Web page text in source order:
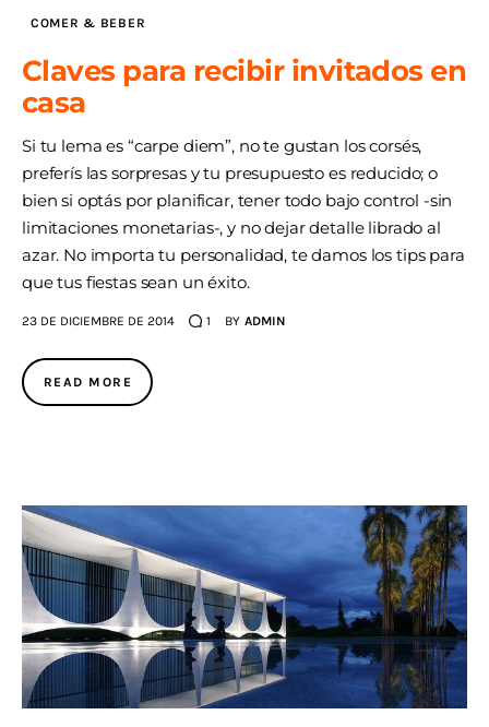
COMER & BEBER
Claves para recibir invitados en
casa
Si tu lema es “carpe diem”, no te gustan los corsés,
preferís las sorpresas y tu presupuesto es reducido; o
bien si optás por planificar, tener todo bajo control -sin
limitaciones monetarias-, y no dejar detalle librado al
azar. No importa tu personalidad, te damos los tips para
que tus fiestas sean un éxito.
23 DE DICIEMBRE DE 2014 1 BY ADMIN
READ MORE